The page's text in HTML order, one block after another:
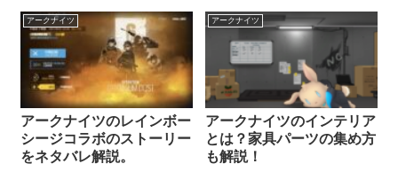
アークナイツ
アークナイツのレインボー
シージコラボのストーリー
をネタバレ解説。
アークナイツ
アークナイツのインテリア
とは？家具パーツの集め方
も解説！